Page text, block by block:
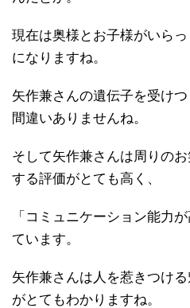
現在は奥様とお子様がいら
になりますね。
矢作兼さんの遺伝子を受け
間違いありませんね。
そして矢作兼さんは周りの
する評価がとても高く、
「コミュニケーション能力
ています。
矢作兼さんは人を惹きつけ
がとてもわかりますね。